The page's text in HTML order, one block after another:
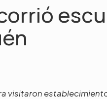
visitaron